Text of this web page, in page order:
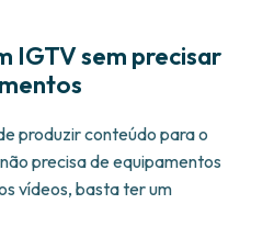
IGTV sem precisar
produzir conteúdo para o
precisa de equipamentos
vídeos, basta ter um